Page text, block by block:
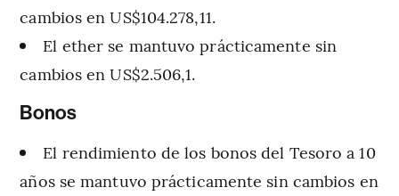
cambios en US$104.278,11.
El ether se mantuvo prácticamente sin
cambios en US$2.506,1.
Bonos
El rendimiento de los bonos del Tesoro a 10
años se mantuvo prácticamente sin cambios en